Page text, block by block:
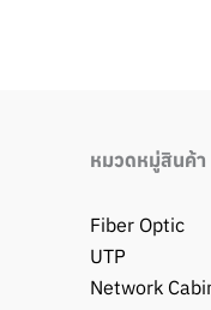
หมวดหมู่สินค้า
Fiber Optic
UTP
Network